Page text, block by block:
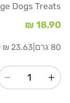
Dogs Treats
מחיר
רגיל
18.90 ₪
80 גרם 23.63 ₪ ל-100 גרם
הגדל